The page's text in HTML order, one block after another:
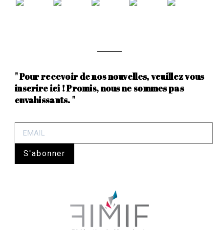
" Pour recevoir de nos nouvelles, veuillez vous
inscrire ici ! Promis, nous ne sommes pas
envahissants. "
S'abonner